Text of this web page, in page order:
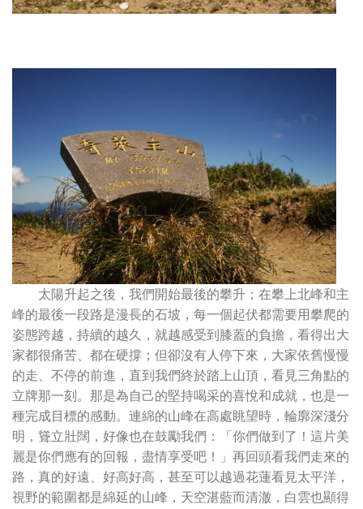
太陽升起之後，我們開始最後的攀升；在攀上北峰和主
峰的最後一段路是漫長的石坡，每一個起伏都需要用攀爬的
姿態跨越，持續的越久，就越感受到膝蓋的負擔，看得出大
家都很痛苦、都在硬撐；但卻沒有人停下來，大家依舊慢慢
的走、不停的前進，直到我們終於踏上山頂，看見三角點的
立牌那一刻。那是為自己的堅持喝采的喜悅和成就，也是一
種完成目標的感動。連綿的山峰在高處眺望時，輪廓深淺分
明，聳立壯闊，好像也在鼓勵我們：「你們做到了！這片美
麗是你們應有的回報，盡情享受吧！」再回頭看我們走來的
路，真的好遠、好高好高，甚至可以越過花蓮看見太平洋，
視野的範圍都是綿延的山峰，天空湛藍而清澈，白雲也顯得